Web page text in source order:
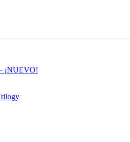
¡NUEVO!